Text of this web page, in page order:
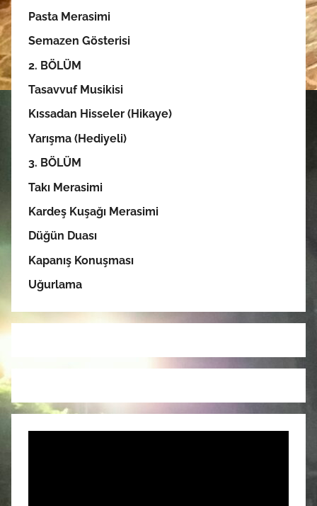
Pasta Merasimi
Semazen Gösterisi
2. BÖLÜM
Tasavvuf Musikisi
Kıssadan Hisseler (Hikaye)
Yarışma (Hediyeli)
3. BÖLÜM
Takı Merasimi
Kardeş Kuşağı Merasimi
Düğün Duası
Kapanış Konuşması
Uğurlama